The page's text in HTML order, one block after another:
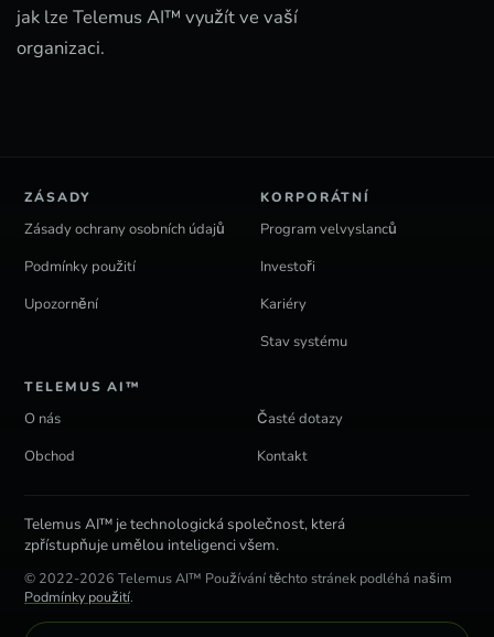
jak lze Telemus AI™ využít ve vaší
organizaci.
Telemus AI™ je technologická společnost, která
zpřístupňuje umělou inteligenci všem.
© 2022-2026 Telemus AI™ Používání těchto stránek podléhá našim
Podmínky použití.
ZÁSADY
Zásady ochrany osobních údajů
Podmínky použití
Upozornění
KORPORÁTNÍ
Program velvyslanců
Investoři
Kariéry
Stav systému
TELEMUS AI™
O nás
Časté dotazy
Obchod
Kontakt